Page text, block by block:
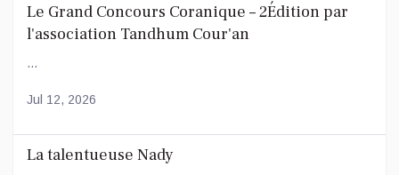
Le Grand Concours Coranique – 2Édition par
l'association Tandhum Cour'an
...
Jul 12, 2026
La talentueuse Nady